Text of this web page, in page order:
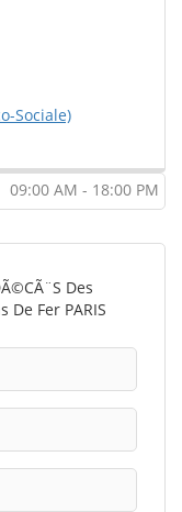
Sociale)
09:00 AM - 18:00 PM
Des
Fer PARIS